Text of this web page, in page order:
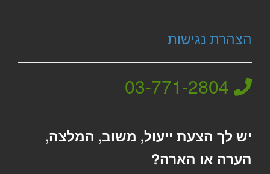
הצהרת נגישות
03-771-2804
יש לך הצעת ייעול, משוב, המלצה,
הערה או הארה?